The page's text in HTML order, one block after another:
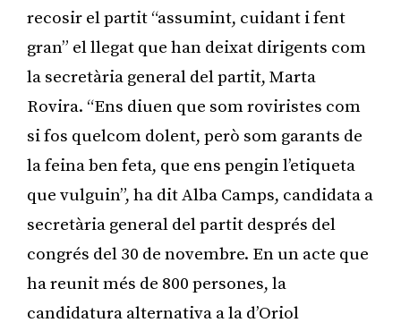
recosir el partit “assumint, cuidant i fent
gran” el llegat que han deixat dirigents com
la secretària general del partit, Marta
Rovira. “Ens diuen que som roviristes com
si fos quelcom dolent, però som garants de
la feina ben feta, que ens pengin l’etiqueta
que vulguin”, ha dit Alba Camps, candidata a
secretària general del partit després del
congrés del 30 de novembre. En un acte que
ha reunit més de 800 persones, la
candidatura alternativa a la d’Oriol